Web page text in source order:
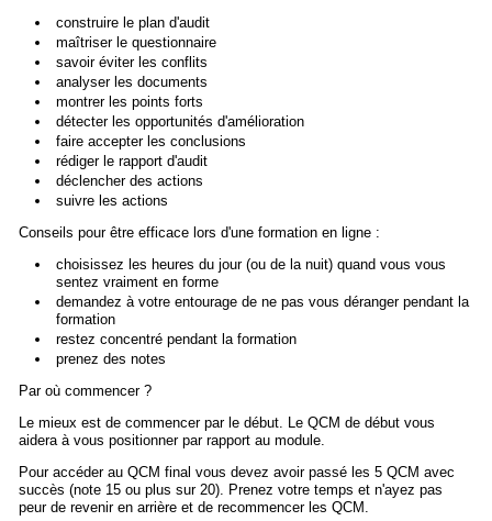
construire le plan d'audit
maîtriser le questionnaire
savoir éviter les conflits
analyser les documents
montrer les points forts
détecter les opportunités d'amélioration
faire accepter les conclusions
rédiger le rapport d'audit
déclencher des actions
suivre les actions
Conseils pour être efficace lors d'une formation en ligne :
choisissez les heures du jour (ou de la nuit) quand vous vous
sentez vraiment en forme
demandez à votre entourage de ne pas vous déranger pendant la
formation
restez concentré pendant la formation
prenez des notes
Par où commencer ?
Le mieux est de commencer par le début. Le QCM de début vous
aidera à vous positionner par rapport au module.
Pour accéder au QCM final vous devez avoir passé les 5 QCM avec
succès (note 15 ou plus sur 20). Prenez votre temps et n'ayez pas
peur de revenir en arrière et de recommencer les QCM.